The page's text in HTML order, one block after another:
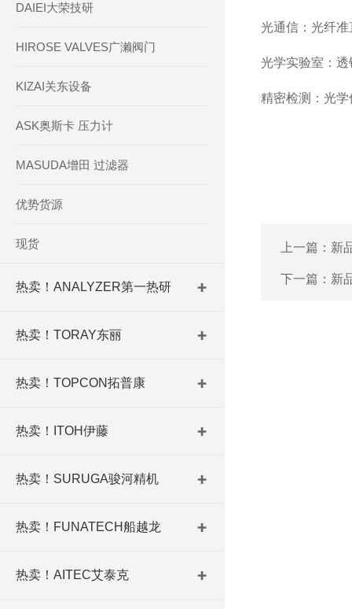
DAIEI大荣技研
HIROSE VALVES广濑阀门
KIZAI关东设备
ASK奥斯卡 压力计
MASUDA增田 过滤器
优势货源
现货
热卖！ANALYZER第一热研
热卖！TORAY东丽
热卖！TOPCON拓普康
热卖！ITOH伊藤
热卖！SURUGA骏河精机
热卖！FUNATECH船越龙
热卖！AITEC艾泰克
光通信：光纤
光学实验室：
精密检测：光
上一篇： 新
下一篇： 新